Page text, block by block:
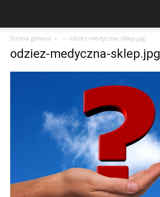
Strona główna odziez-medyczna-sklep.jpg
odziez-medyczna-sklep.jpg